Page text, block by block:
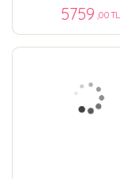
5759 ,00 TL